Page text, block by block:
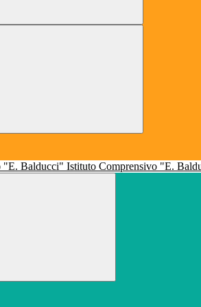
Istituto Comprensivo "E.